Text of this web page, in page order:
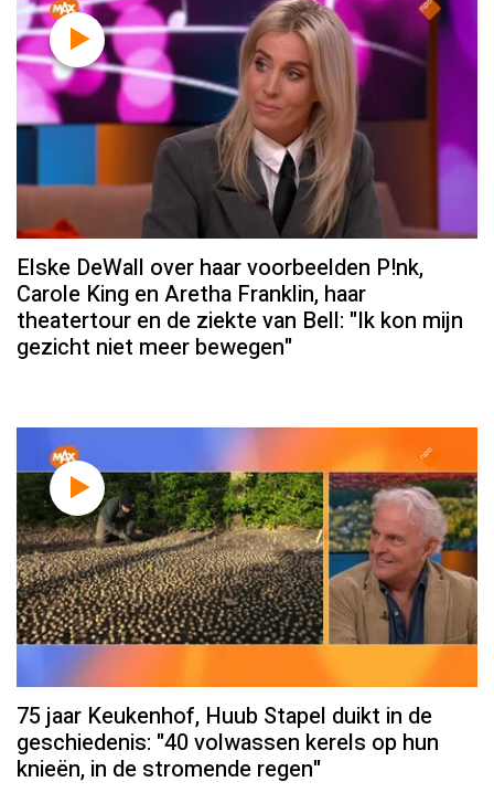
Elske DeWall over haar voorbeelden P!nk,
Carole King en Aretha Franklin, haar
theatertour en de ziekte van Bell: "Ik kon mijn
gezicht niet meer bewegen"
75 jaar Keukenhof, Huub Stapel duikt in de
geschiedenis: "40 volwassen kerels op hun
knieën, in de stromende regen"